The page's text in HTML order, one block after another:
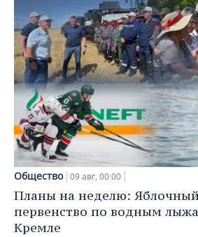
Общество 09 авг, 00:00
Планы на неделю:
первенство по водным
Кремле